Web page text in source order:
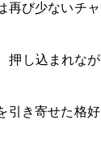
再び少ないチャ
押し込まれなが
引き寄せた格好